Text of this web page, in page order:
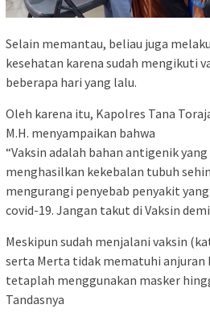
Selain memantau, beliau juga
kesehatan karena sudah mengikuti
beberapa hari yang lalu.
Oleh karena itu, Kapolres Tana
M.H. menyampaikan bahwa
“Vaksin adalah bahan antigenik
menghasilkan kekebalan tubuh
mengurangi penyebab penyakit
covid-19. Jangan takut di Vaksin
Meskipun sudah menjalani vaksin
serta Merta tidak mematuhi
tetaplah menggunakan masker
Tandasnya